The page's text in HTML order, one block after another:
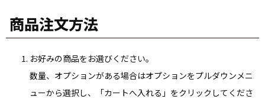
商品注文方法
お好みの商品をお選びください。
数量、オプションがある場合はオプションをプルダウンメニ
ューから選択し、「カートへ入れる」をクリックしてくださ